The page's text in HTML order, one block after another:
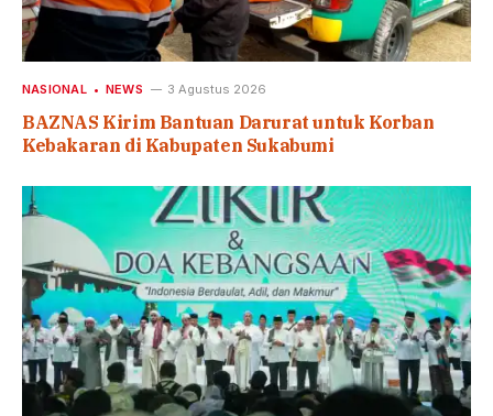
NASIONAL NEWS 3 Agustus 2026
BAZNAS Kirim Bantuan Darurat untuk Korban
Kebakaran di Kabupaten Sukabumi